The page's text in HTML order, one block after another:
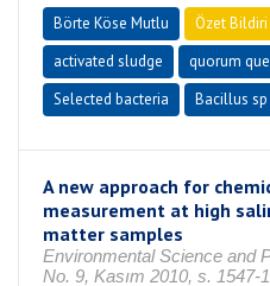
Börte Köse Mutlu Özet Bildiri
activated sludge
quorum
Selected bacteria
Bacillus
A new approach for
measurement at high
matter samples
Environmental Science and
No. 9, Kasım 2010, s. 1547-